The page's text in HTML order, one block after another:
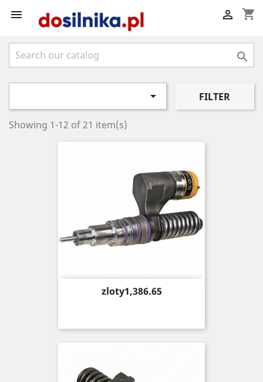
 shopping_cart


 FILTER
Showing 1-12 of 21 item(s)
Price
zloty1,386.65